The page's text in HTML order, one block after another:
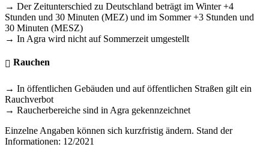
→ Der Zeitunterschied zu Deutschland beträgt im Winter +4
Stunden und 30 Minuten (MEZ) und im Sommer +3 Stunden und
30 Minuten (MESZ)
→ In Agra wird nicht auf Sommerzeit umgestellt
Rauchen
→ In öffentlichen Gebäuden und auf öffentlichen Straßen gilt ein
Rauchverbot
→ Raucherbereiche sind in Agra gekennzeichnet
Einzelne Angaben können sich kurzfristig ändern. Stand der
Informationen: 12/2021